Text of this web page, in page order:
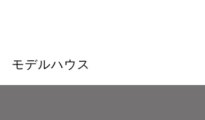
モデルハウス